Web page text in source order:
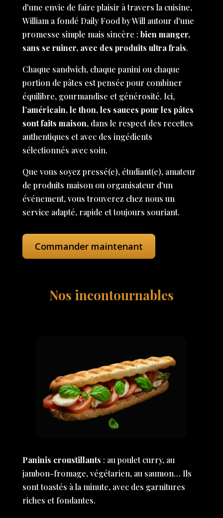
d'une envie de faire plaisir à travers la cuisine,
William a fondé Daily Food by Will autour d'une
promesse simple mais sincère : bien manger,
sans se ruiner, avec des produits ultra frais.
Chaque sandwich, chaque panini ou chaque
portion de pâtes est pensée pour combiner
équilibre, gourmandise et générosité. Ici,
l’américain, le thon, les sauces pour les pâtes
sont faits maison, dans le respect des recettes
authentiques et avec des ingédients
sélectionnés avec soin.
Que vous soyez pressé(e), étudiant(e), amateur
de produits maison ou organisateur d'un
événement, vous trouverez chez nous un
service adapté, rapide et toujours souriant.
Commander maintenant
Nos incontournables
Paninis croustillants : au poulet curry, au
jambon-fromage, végétarien, au saumon… Ils
sont toastés à la minute, avec des garnitures
riches et fondantes.